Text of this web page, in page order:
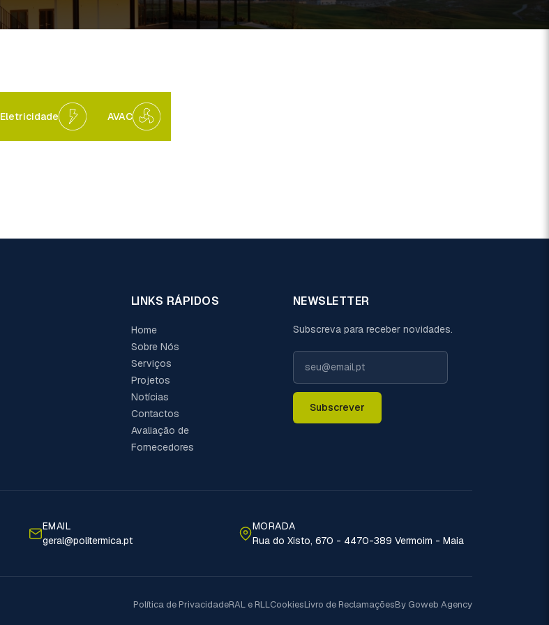
Eletricidade AVAC
LINKS RÁPIDOS
Home
Sobre Nós
Serviços
Projetos
Notícias
Contactos
Avaliação de
Fornecedores
NEWSLETTER
Subscreva para receber novidades.
Subscrever
EMAIL
geral@politermica.pt
MORADA
Rua do Xisto, 670 - 4470-389 Vermoim - Maia
Política de PrivacidadeRAL e RLLCookiesLivro de ReclamaçõesBy Goweb Agency